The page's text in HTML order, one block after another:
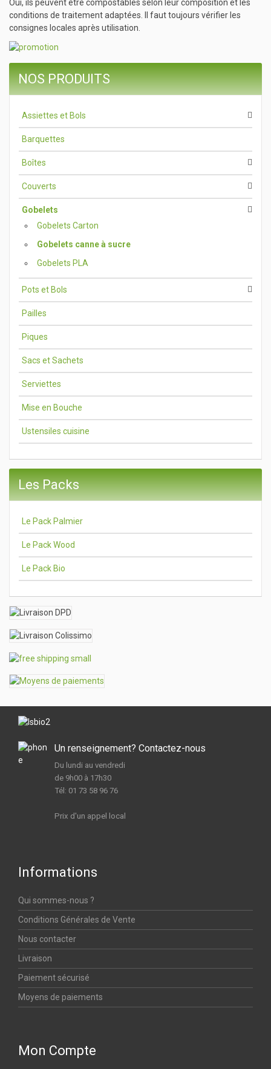
Oui, ils peuvent être compostables selon leur composition et les
conditions de traitement adaptées. Il faut toujours vérifier les
consignes locales après utilisation.
NOS PRODUITS
Assiettes et Bols
Barquettes
Boîtes
Couverts
Gobelets
Gobelets Carton
Gobelets canne à sucre
Gobelets PLA
Pots et Bols
Pailles
Piques
Sacs et Sachets
Serviettes
Mise en Bouche
Ustensiles cuisine
Les Packs
Le Pack Palmier
Le Pack Wood
Le Pack Bio
Un renseignement? Contactez-nous
Du lundi au vendredi
de 9h00 à 17h30
Tél: 01 73 58 96 76
Prix d'un appel local
Informations
Qui sommes-nous ?
Conditions Générales de Vente
Nous contacter
Livraison
Paiement sécurisé
Moyens de paiements
Mon Compte